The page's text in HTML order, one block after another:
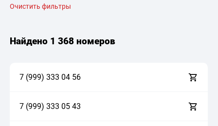
Очистить фильтры
Найдено 1 368 номеров
7 (999) 333 04 56
7 (999) 333 05 43